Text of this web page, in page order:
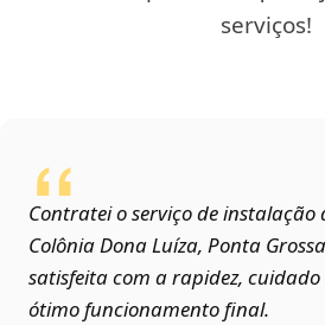
serviços!
Contratei o serviço de instalação
Colônia Dona Luíza, Ponta
satisfeita com a rapidez, cuidado
ótimo funcionamento final.